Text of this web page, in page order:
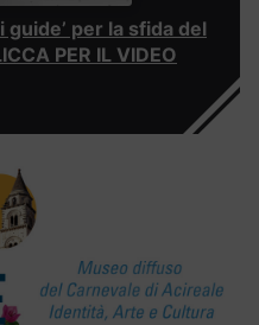
guide’ per la sfida del
PER IL VIDEO